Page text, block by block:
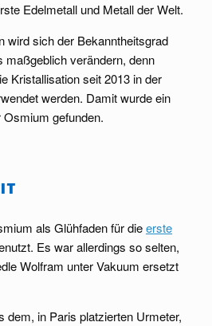
Edelmetall und Metall der Welt.
wird sich der Bekanntheitsgrad
maßgeblich verändern, denn
Kristallisation seit 2013 in der
werden. Damit wurde ein
gefunden.
als Glühfaden für dieerste
Es war allerdings so selten,
Wolfram unter Vakuum ersetzt
dem, in Paris platzierten Urmeter,